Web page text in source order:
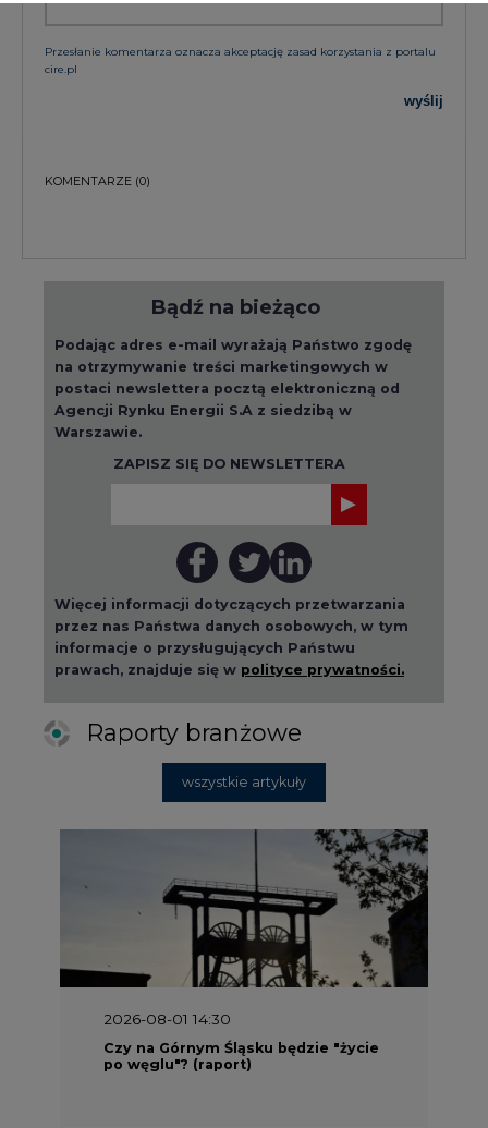
Przesłanie komentarza oznacza akceptację zasad korzystania z portalu
cire.pl
wyślij
KOMENTARZE (0)
Bądź na bieżąco
Podając adres e-mail wyrażają Państwo zgodę
na otrzymywanie treści marketingowych w
postaci newslettera pocztą elektroniczną od
Agencji Rynku Energii S.A z siedzibą w
Warszawie.
ZAPISZ SIĘ DO NEWSLETTERA
Więcej informacji dotyczących przetwarzania
przez nas Państwa danych osobowych, w tym
informacje o przysługujących Państwu
prawach, znajduje się w polityce prywatności.
Raporty branżowe
wszystkie artykuły
2026-08-01 14:30
Czy na Górnym Śląsku będzie "życie
po węglu"? (raport)